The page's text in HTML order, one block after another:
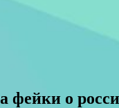
фейки о